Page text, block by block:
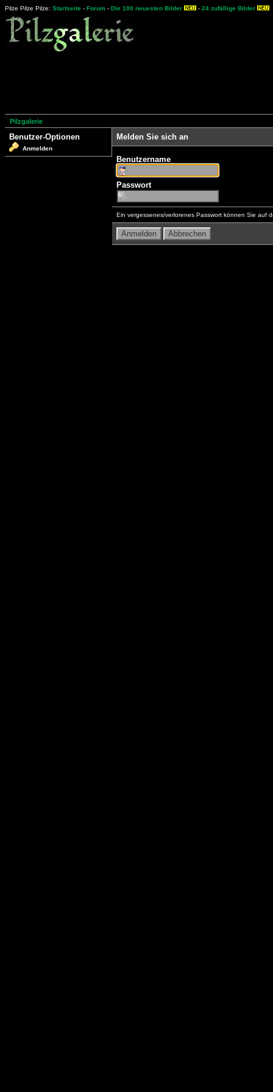
Pilze Pilze Pilze: Startseite - Forum - Die 100 neuesten Bilder - 24 zufällige Bilder
Pilzgalerie
Benutzer-Optionen
Anmelden
Melden Sie sich an
Benutzername
Passwort
Ein vergessenes/verlorenes Passwort können Sie auf